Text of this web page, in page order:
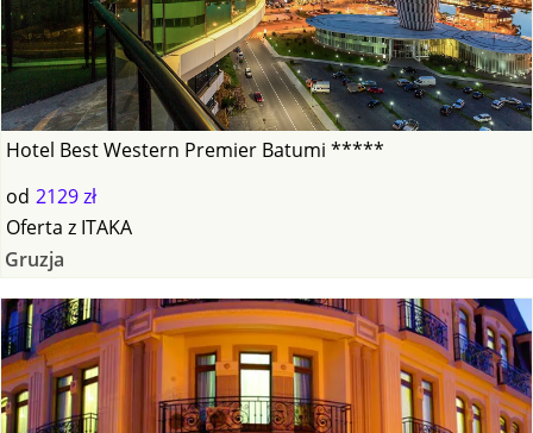
Hotel Best Western Premier Batumi *****
od 2129 zł
Oferta z ITAKA
Gruzja